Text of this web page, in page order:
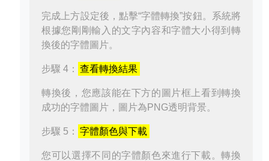
完成上方設定後，點擊“字體轉換”按鈕。系統將
根據您剛剛輸入的文字內容和字體大小得到轉
換後的字體圖片。
步驟 4： 查看轉換結果
轉換後，您應該能在下方的圖片框上看到轉換
成功的字體圖片，圖片為PNG透明背景。
步驟 5： 字體顏色與下載
您可以選擇不同的字體顏色來進行下載。轉換